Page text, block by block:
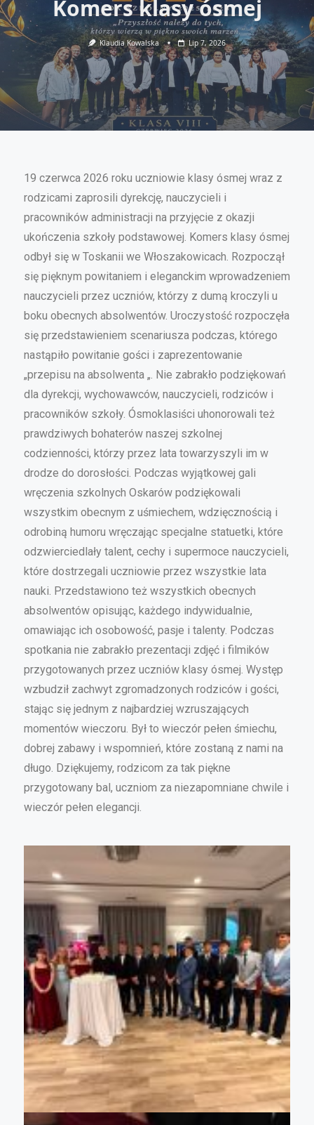
Komers klasy ósmej
Klaudia Kowalska Lip 7, 2026
19 czerwca 2026 roku uczniowie klasy ósmej wraz z
rodzicami zaprosili dyrekcję, nauczycieli i
pracowników administracji na przyjęcie z okazji
ukończenia szkoły podstawowej. Komers klasy ósmej
odbył się w Toskanii we Włoszakowicach. Rozpoczął
się pięknym powitaniem i eleganckim wprowadzeniem
nauczycieli przez uczniów, którzy z dumą kroczyli u
boku obecnych absolwentów. Uroczystość rozpoczęła
się przedstawieniem scenariusza podczas, którego
nastąpiło powitanie gości i zaprezentowanie
„przepisu na absolwenta „. Nie zabrakło podziękowań
dla dyrekcji, wychowawców, nauczycieli, rodziców i
pracowników szkoły. Ósmoklasiści uhonorowali też
prawdziwych bohaterów naszej szkolnej
codzienności, którzy przez lata towarzyszyli im w
drodze do dorosłości. Podczas wyjątkowej gali
wręczenia szkolnych Oskarów podziękowali
wszystkim obecnym z uśmiechem, wdzięcznością i
odrobiną humoru wręczając specjalne statuetki, które
odzwierciedlały talent, cechy i supermoce nauczycieli,
które dostrzegali uczniowie przez wszystkie lata
nauki. Przedstawiono też wszystkich obecnych
absolwentów opisując, każdego indywidualnie,
omawiając ich osobowość, pasje i talenty. Podczas
spotkania nie zabrakło prezentacji zdjęć i filmików
przygotowanych przez uczniów klasy ósmej. Występ
wzbudził zachwyt zgromadzonych rodziców i gości,
stając się jednym z najbardziej wzruszających
momentów wieczoru. Był to wieczór pełen śmiechu,
dobrej zabawy i wspomnień, które zostaną z nami na
długo. Dziękujemy, rodzicom za tak piękne
przygotowany bal, uczniom za niezapomniane chwile i
wieczór pełen elegancji.